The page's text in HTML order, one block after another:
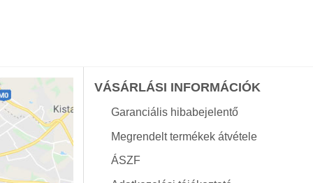
VÁSÁRLÁSI INFORMÁCIÓK
Garanciális hibabejelentő
Megrendelt termékek átvétele
ÁSZF